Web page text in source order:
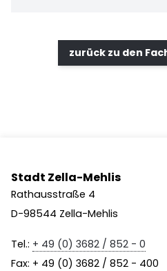
zurück zu den
Stadt Zella-Mehlis
Rathausstraße 4
D-98544 Zella-Mehlis
Tel.: + 49 (0) 3682 / 852 - 0
Fax: + 49 (0) 3682 / 852 - 400